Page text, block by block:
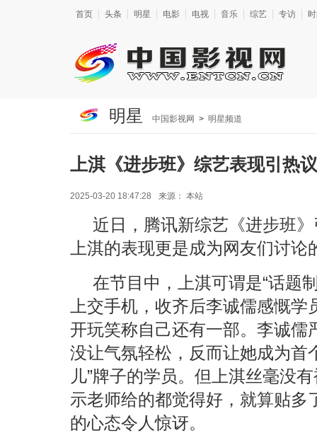
首页 头条 明星 电影 电视 音乐 综艺 专访
明星 中国影视网 > 明星频道
上淇《进步班》综艺表现引热
2025-03-20 18:47:28 来源： 本站
近日，腾讯新综艺《进步班
上淇的表现更是成为网友们讨论
在节目中，上淇可谓是“话题
上交手机，收齐后李诚儒感慨
开玩笑称自己还有一部。李诚儒
没让气氛轻松，反而让她成为首
儿”牌子的学员。但上淇丝毫没
示老师给的都觉得好，就算贴多
的心态令人惊讶。